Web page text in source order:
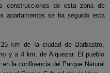
construcciones de esta zona de
apartamentos se ha seguido esta
km de la ciudad de Barbastro,
y a 4 km. de Alquezar. El pueblo
la confluencia del Parque Natural